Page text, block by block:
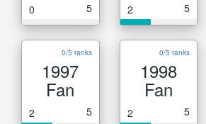
0 5 2 5
0/5 ranks
1997
Fan
2 5
0/5 ranks
1998
Fan
2 5